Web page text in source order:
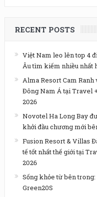
RECENT POSTS
Việt Nam leo lên top 4
Âu tìm kiếm nhiều nhất
Alma Resort Cam Ranh
Đông Nam Á tại Travel
2026
Novotel Ha Long Bay
khởi đầu chương mới
Fusion Resort & Villas
tế tốt nhất thế giới tại
2026
Sống khỏe từ bên
Green20S